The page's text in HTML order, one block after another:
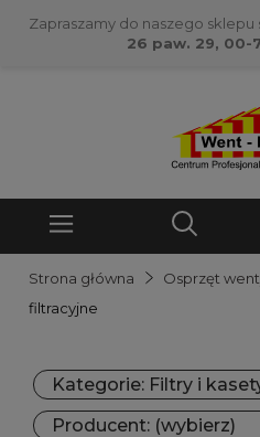
Zapraszamy do naszego
26 paw. 29, 00-
Strona główna Osprzęt
filtracyjne
Kategorie: Filtry i
Producent: (wybierz)